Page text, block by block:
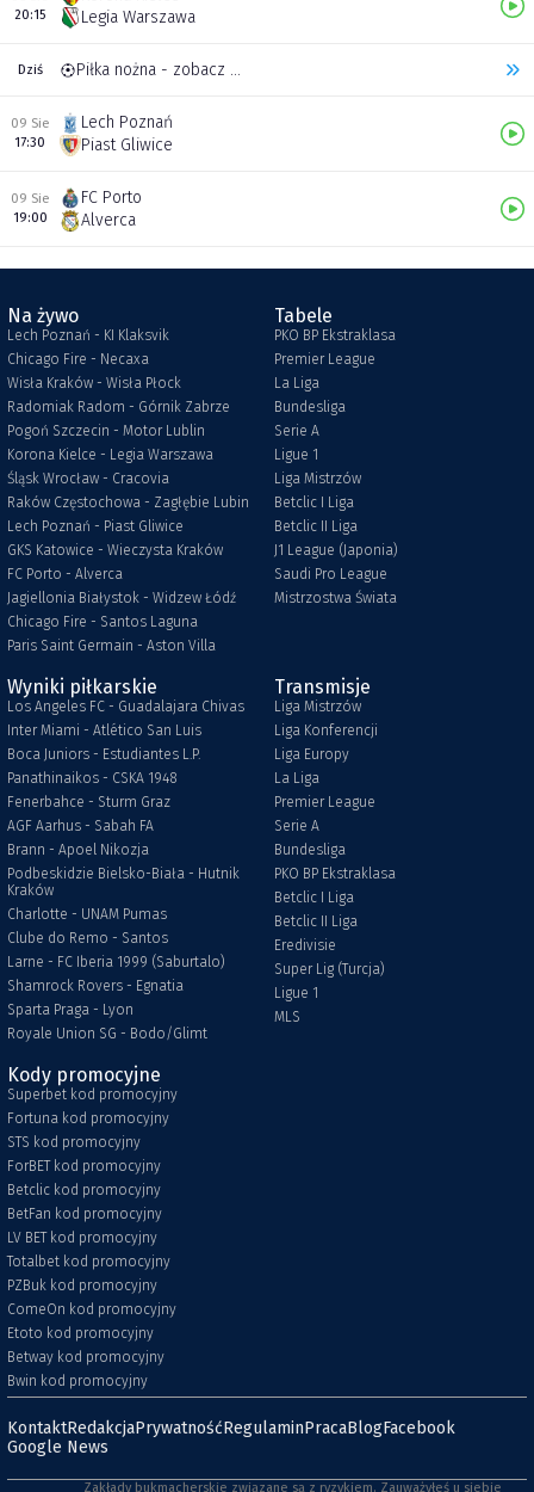
20:15
Legia Warszawa
Dziś Piłka nożna - zobacz inne transmisje
09 Sie
17:30
Lech Poznań
Piast Gliwice
09 Sie
19:00
FC Porto
Alverca
Na żywo
Lech Poznań - KI Klaksvik
Chicago Fire - Necaxa
Wisła Kraków - Wisła Płock
Radomiak Radom - Górnik Zabrze
Pogoń Szczecin - Motor Lublin
Korona Kielce - Legia Warszawa
Śląsk Wrocław - Cracovia
Raków Częstochowa - Zagłębie Lubin
Lech Poznań - Piast Gliwice
GKS Katowice - Wieczysta Kraków
FC Porto - Alverca
Jagiellonia Białystok - Widzew Łódź
Chicago Fire - Santos Laguna
Paris Saint Germain - Aston Villa
Tabele
PKO BP Ekstraklasa
Premier League
La Liga
Bundesliga
Serie A
Ligue 1
Liga Mistrzów
Betclic I Liga
Betclic II Liga
J1 League (Japonia)
Saudi Pro League
Mistrzostwa Świata
Wyniki piłkarskie
Los Angeles FC - Guadalajara Chivas
Inter Miami - Atlético San Luis
Boca Juniors - Estudiantes L.P.
Panathinaikos - CSKA 1948
Fenerbahce - Sturm Graz
AGF Aarhus - Sabah FA
Brann - Apoel Nikozja
Podbeskidzie Bielsko-Biała - Hutnik
Kraków
Charlotte - UNAM Pumas
Clube do Remo - Santos
Larne - FC Iberia 1999 (Saburtalo)
Shamrock Rovers - Egnatia
Sparta Praga - Lyon
Royale Union SG - Bodo/Glimt
Transmisje
Liga Mistrzów
Liga Konferencji
Liga Europy
La Liga
Premier League
Serie A
Bundesliga
PKO BP Ekstraklasa
Betclic I Liga
Betclic II Liga
Eredivisie
Super Lig (Turcja)
Ligue 1
MLS
Kody promocyjne
Superbet kod promocyjny
Fortuna kod promocyjny
STS kod promocyjny
ForBET kod promocyjny
Betclic kod promocyjny
BetFan kod promocyjny
LV BET kod promocyjny
Totalbet kod promocyjny
PZBuk kod promocyjny
ComeOn kod promocyjny
Etoto kod promocyjny
Betway kod promocyjny
Bwin kod promocyjny
KontaktRedakcjaPrywatnośćRegulaminPracaBlogFacebook
Google News
Zakłady bukmacherskie związane są z ryzykiem. Zauważyłeś u siebie